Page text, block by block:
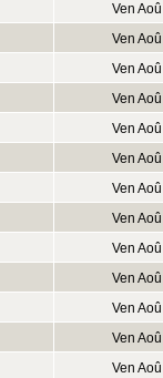
Ven
Ven
Ven
Ven
Ven
Ven
Ven
Ven
Ven
Ven
Ven
Ven
Ven